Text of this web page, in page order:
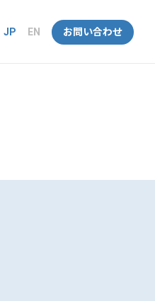
JP EN お問い合わせ